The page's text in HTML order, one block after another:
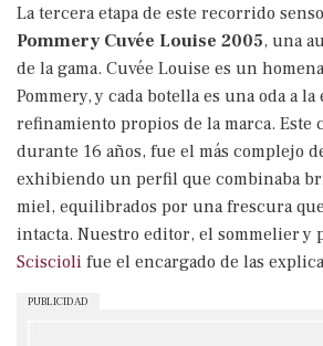
La tercera etapa de este recorrido
Pommery Cuvée Louise 2005, una
de la gama. Cuvée Louise es un
Pommery, y cada botella es una oda a
refinamiento propios de la marca. Este
durante 16 años, fue el más complejo
exhibiendo un perfil que combinaba
miel, equilibrados por una frescura
intacta. Nuestro editor, el sommelier y
Sciscioli fue el encargado de las
PUBLICIDAD